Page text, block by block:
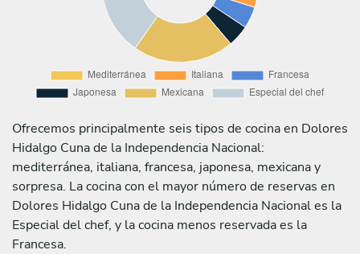
Ofrecemos principalmente seis tipos de cocina en Dolores
Hidalgo Cuna de la Independencia Nacional:
mediterránea, italiana, francesa, japonesa, mexicana y
sorpresa. La cocina con el mayor número de reservas en
Dolores Hidalgo Cuna de la Independencia Nacional es la
Especial del chef, y la cocina menos reservada es la
Francesa.